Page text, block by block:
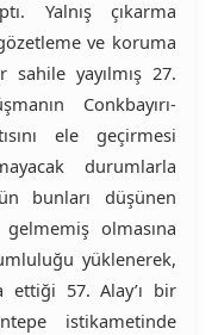
Yalnış çıkarma
ve koruma
yayılmış 27.
Conkbayırı-
ele geçirmesi
durumlarla
bunları düşünen
olmasına
yüklenerek,
ettiği 57. Alay’ı bir
istikametinde